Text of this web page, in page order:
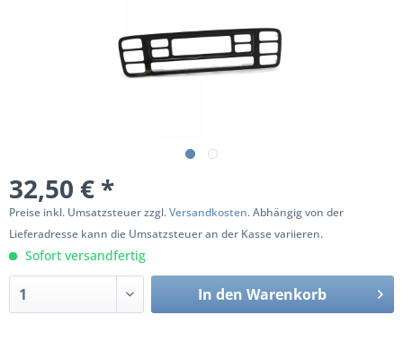
32,50 € *
Preise inkl. Umsatzsteuer zzgl.Versandkosten. Abhängig von der
Lieferadresse kann die Umsatzsteuer an der Kasse variieren.
Sofort versandfertig
In den Warenkorb